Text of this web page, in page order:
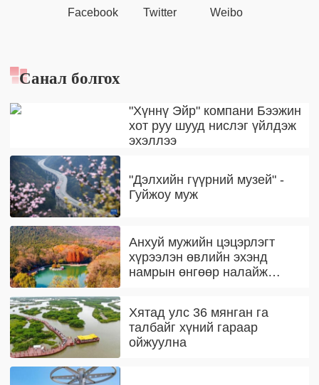
Facebook Twitter Weibo
Санал болгох
"Хүннү Эйр" компани Бээжин
хот руу шууд нислэг үйлдэж
эхэллээ
"Дэлхийн гүүрний музей" -
Гуйжоу муж
Анхуй мужийн цэцэрлэгт
хүрээлэн өвлийн эхэнд
намрын өнгөөр налайж
Хятад улс 36 мянган га
талбайг хүний гараар
ойжуулна